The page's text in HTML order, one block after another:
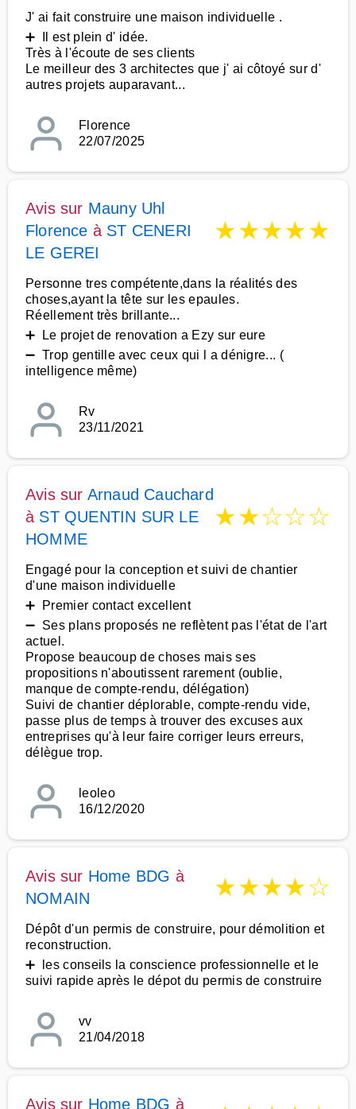
J' ai fait construire une maison individuelle .
➕ Il est plein d' idée.
Très à l'écoute de ses clients
Le meilleur des 3 architectes que j' ai côtoyé sur d'
autres projets auparavant...
Florence
22/07/2025
Avis sur Mauny Uhl
Florence à ST CENERI
LE GEREI
★★★★★
Personne tres compétente,dans la réalités des
choses,ayant la tête sur les epaules.
Réellement très brillante...
➕ Le projet de renovation a Ezy sur eure
➖ Trop gentille avec ceux qui l a dénigre... (
intelligence même)
Rv
23/11/2021
Avis sur Arnaud Cauchard
à ST QUENTIN SUR LE
HOMME
★★☆☆☆
Engagé pour la conception et suivi de chantier
d'une maison individuelle
➕ Premier contact excellent
➖ Ses plans proposés ne reflètent pas l'état de l'art
actuel.
Propose beaucoup de choses mais ses
propositions n'aboutissent rarement (oublie,
manque de compte-rendu, délégation)
Suivi de chantier déplorable, compte-rendu vide,
passe plus de temps à trouver des excuses aux
entreprises qu'à leur faire corriger leurs erreurs,
délègue trop.
leoleo
16/12/2020
Avis sur Home BDG à
NOMAIN
★★★★☆
Dépôt d'un permis de construire, pour démolition et
reconstruction.
➕ les conseils la conscience professionnelle et le
suivi rapide après le dépot du permis de construire
vv
21/04/2018
Avis sur Home BDG à